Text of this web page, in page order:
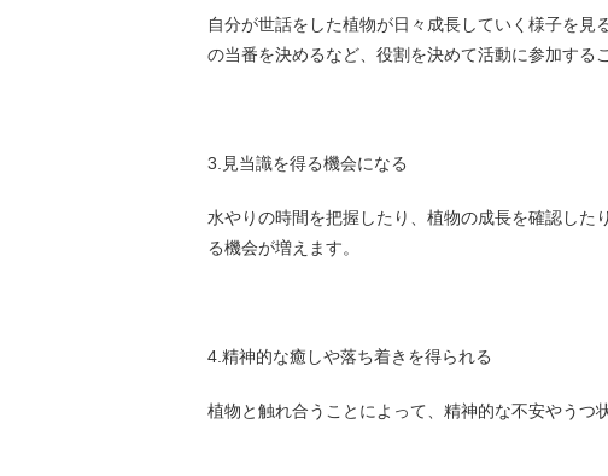
自分が世話をした植物が日々成長していく様子を
の当番を決めるなど、役割を決めて活動に参加する
3.見当識を得る機会になる
水やりの時間を把握したり、植物の成長を確認し
る機会が増えます。
4.精神的な癒しや落ち着きを得られる
植物と触れ合うことによって、精神的な不安やうつ